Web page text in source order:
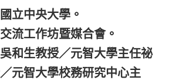
國立中央大學。
交流工作坊暨媒合會。
吳和生教授／元智大學主任祕
元智大學校務研究中心主